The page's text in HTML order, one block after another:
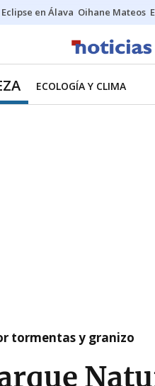
Eclipse en Álava Oihane Mateos
ECOLOGÍA Y CLIMA
tormentas y granizo